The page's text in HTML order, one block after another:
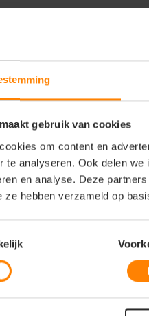
gebruik van cookies
om content en
te analyseren. Ook delen
en analyse. Deze
ze hebben verzameld op
gekamd ringspun katoen
kwaliteit)
kleur